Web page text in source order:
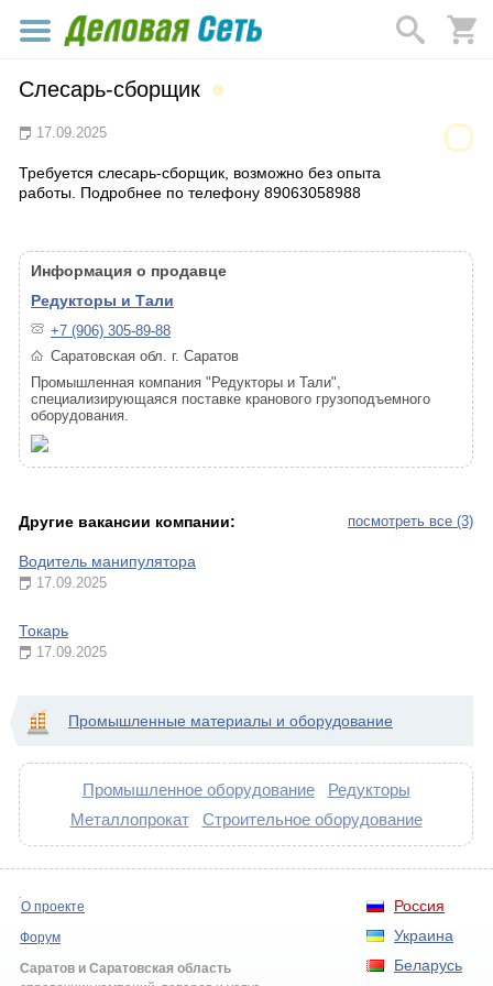
Слесарь-сборщик
17.09.2025
Требуется слесарь-сборщик, возможно без опыта
работы. Подробнее по телефону 89063058988
Информация о продавце
Редукторы и Тали
+7 (906) 305-89-88
Саратовская обл. г. Саратов
Промышленная компания "Редукторы и Тали",
специализирующаяся поставке кранового грузоподъемного
оборудования.
посмотреть все (3)
Другие вакансии компании:
Водитель манипулятора
17.09.2025
Токарь
17.09.2025
Промышленные материалы и оборудование
Промышленное оборудование
Редукторы
Металлопрокат
Строительное оборудование
Россия
Украина
Беларусь
О проекте
Форум
Саратов и Саратовская область